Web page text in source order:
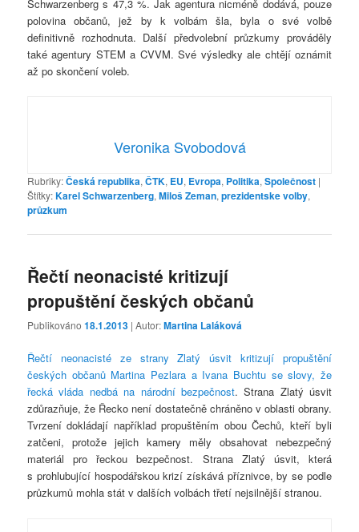
Schwarzenberg s 47,3 %. Jak agentura nicméně dodává, pouze
polovina občanů, jež by k volbám šla, byla o své volbě
definitivně rozhodnuta. Další předvolební průzkumy prováděly
také agentury STEM a CVVM. Své výsledky ale chtějí oznámit
až po skončení voleb.
Veronika Svobodová
Rubriky:Česká republika,ČTK, EU, Evropa, Politika,Společnost |
Štítky:Karel Schwarzenberg,Miloš Zeman,prezidentske volby,
průzkum
Řečtí neonacisté kritizují
propuštění českých občanů
Publikováno18.1.2013 | Autor:Martina Laláková
Řečtí neonacisté ze strany Zlatý úsvit kritizují propuštění
českých občanů Martina Pezlara a Ivana Buchtu se slovy, že
řecká vláda nedbá na národní bezpečnost. Strana Zlatý úsvit
zdůrazňuje, že Řecko není dostatečně chráněno v oblasti obrany.
Tvrzení dokládají například propuštěním obou Čechů, kteří byli
zatčeni, protože jejich kamery měly obsahovat nebezpečný
materiál pro řeckou bezpečnost. Strana Zlatý úsvit, která
s prohlubující hospodářskou krizí získává příznivce, by se podle
průzkumů mohla stát v dalších volbách třetí nejsilnější stranou.